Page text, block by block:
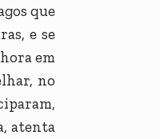
que
e se
em
no
atenta